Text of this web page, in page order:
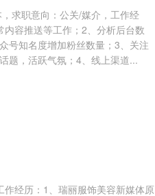
求职意向：公关/媒介，工作经
容推送等工作；2、分析后台数
号知名度增加粉丝数量；3、关注
题，活跃气氛；4、线上渠道...
经历：1、瑞丽服饰美容新媒体原